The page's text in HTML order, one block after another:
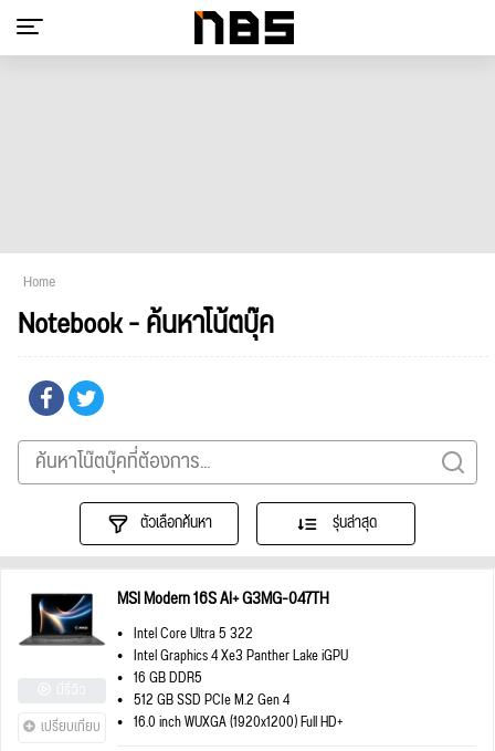
Home
Notebook - ค้นหาโน้ตบุ๊ค
ตัวเลือกค้นหา รุ่นล่าสุด
เปรียบเทียบ
MSI Modern 16S AI+ G3MG-047TH
Intel Core Ultra 5 322
Intel Graphics 4 Xe3 Panther Lake iGPU
16 GB DDR5
512 GB SSD PCIe M.2 Gen 4
16.0 inch WUXGA (1920x1200) Full HD+